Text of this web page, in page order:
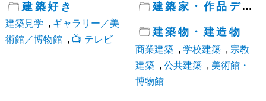
建築好き
建築見学 , ギャラリー／美
術館／博物館 , テレビ
建築家・作品データ
建築物・建造物
商業建築 ,学校建築 , 宗教
建築 ,公共建築 , 美術館・
博物館